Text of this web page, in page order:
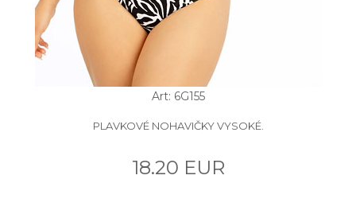
Art: 6G155
PLAVKOVÉ NOHAVIČKY VYSOKÉ.
18.20 EUR